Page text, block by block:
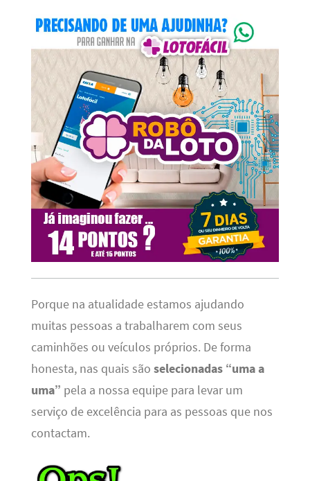
Porque na atualidade estamos ajudando
muitas pessoas a trabalharem com seus
caminhões ou veículos próprios. De forma
honesta, nas quais são selecionadas “uma a
uma” pela a nossa equipe para levar um
serviço de excelência para as pessoas que nos
contactam.